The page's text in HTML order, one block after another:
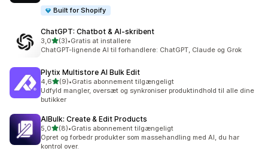
Built for Shopify
ChatGPT: Chatbot & AI‑skribent
3,0ud af 5 stjerner
(3)
3 anmeldelser i alt
•Gratis at installere
ChatGPT-lignende AI til forhandlere: ChatGPT, Claude og Grok
Plytix Multistore AI Bulk Edit
4,6ud af 5 stjerner
(9)
9 anmeldelser i alt
•Gratis abonnement tilgængeligt
Udfyld mangler, oversæt og synkroniser produktindhold til alle dine
butikker
AIBulk: Create & Edit Products
5,0ud af 5 stjerner
(8)
8 anmeldelser i alt
•Gratis abonnement tilgængeligt
Opret og forbedr produkter som massehandling med AI, du har
kontrol over.